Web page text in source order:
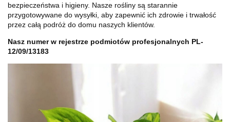
bezpieczeństwa i higieny. Nasze rośliny są starannie
przygotowywane do wysyłki, aby zapewnić ich zdrowie i trwałość
przez całą podróż do domu naszych klientów.
Nasz numer w rejestrze podmiotów profesjonalnych PL-
12/09/13183